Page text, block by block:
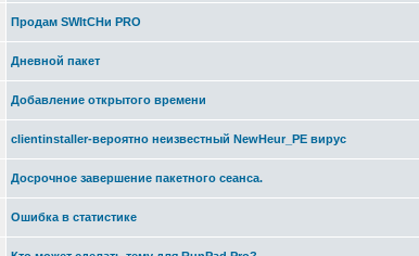
Продам SWItCHи PRO
Дневной пакет
Добавление открытого времени
clientinstaller-вероятно неизвестный NewHeur_PE вирус
Досрочное завершение пакетного сеанса.
Ошибка в статистике